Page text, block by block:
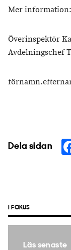
Mer information:
Överinspektör
Avdelningschef
Dela sidan
I FOKUS
Läs senaste